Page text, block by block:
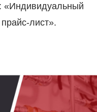
«Индивидуальный
лист».